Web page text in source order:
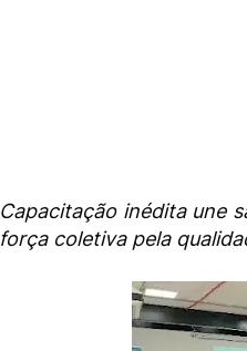
Capacitação inédita une
força coletiva pela